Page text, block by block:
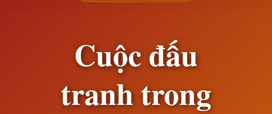
Cuộc đấu
tranh trong